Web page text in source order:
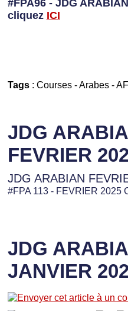
#FPA96 - JDG
cliquez ICI
Tags: Courses-Arabes-
JDG
FEVRIER
JDG ARABIAN
#FPA 113 - FEVRIER 2025
JDG
JANVIER